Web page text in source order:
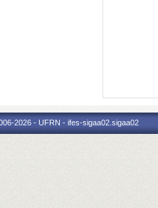
2026 - UFRN - ifes-sigaa02.sigaa02